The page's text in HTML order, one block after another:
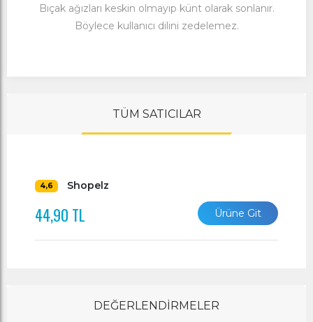
Bıçak ağızları keskin olmayıp künt olarak sonlanır.
Böylece kullanıcı dilini zedelemez.
TÜM SATICILAR
4,6 Shopelz
44,90 TL Ürüne Git
DEĞERLENDİRMELER